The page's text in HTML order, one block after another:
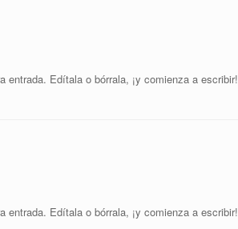
entrada. Edítala o bórrala, ¡y comienza a escribir!
entrada. Edítala o bórrala, ¡y comienza a escribir!